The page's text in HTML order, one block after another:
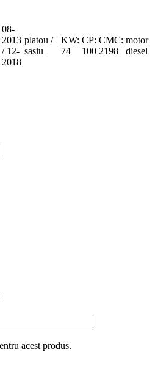
08-
2013
/ 12-
2018
platou /
sasiu
KW:
74
CP:
100
CMC:
2198
motor
diesel
acest produs.